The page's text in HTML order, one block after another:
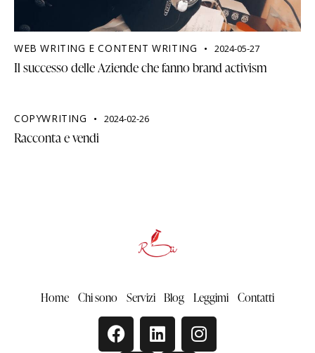
WEB WRITING E CONTENT WRITING 2024-05-27
Il successo delle Aziende che fanno brand activism
COPYWRITING 2024-02-26
Racconta e vendi
Home Chi sono Servizi Blog Leggimi Contatti